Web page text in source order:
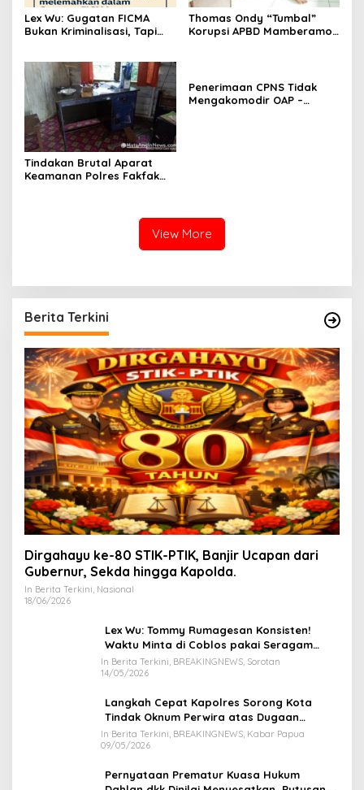
Lex Wu: Gugatan FICMA
Bukan Kriminalisasi, Tapi
Thomas Ondy “Tumbal”
Korupsi APBD Mamberamo
Tindakan Brutal Aparat
Keamanan Polres Fakfak
Penerimaan CPNS Tidak
Mengakomodir OAP –
View More
Berita Terkini
Dirgahayu ke-80 STIK-PTIK, Banjir Ucapan dari
Gubernur, Sekda hingga Kapolda.
In Berita Terkini, Nasional
18/06/2026
Lex Wu: Tommy Rumagesan Konsisten!
Waktu Minta di Coblos pakai Seragam
Kuning, Waktu MenCoblos Juga pakai Kaos
Kuning.
In Berita Terkini, BREAKINGNEWS, Sorotan
14/05/2026
Langkah Cepat Kapolres Sorong Kota
Tindak Oknum Perwira atas Dugaan
Kekerasan Brutal Terhadap Anak
In Berita Terkini, BREAKINGNEWS, Kabar Papua
09/05/2026
Pernyataan Prematur Kuasa Hukum